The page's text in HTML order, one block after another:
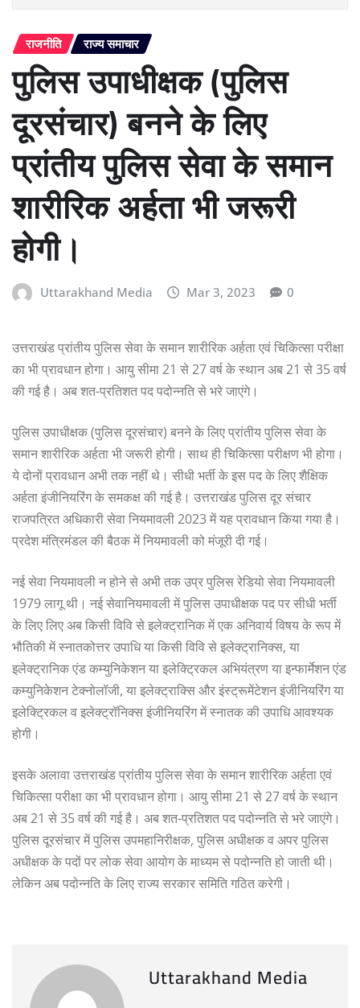
राजनीति राज्य समाचार
पुलिस उपाधीक्षक (पुलिस
दूरसंचार) बनने के लिए
प्रांतीय पुलिस सेवा के समान
शारीरिक अर्हता भी जरूरी
होगी।
Uttarakhand Media Mar 3, 2023 0
उत्तराखंड प्रांतीय पुलिस सेवा के समान शारीरिक अर्हता एवं चिकित्सा परीक्षा
का भी प्रावधान होगा। आयु सीमा 21 से 27 वर्ष के स्थान अब 21 से 35 वर्ष
की गई है। अब शत-प्रतिशत पद पदोन्नति से भरे जाएंगे।
पुलिस उपाधीक्षक (पुलिस दूरसंचार) बनने के लिए प्रांतीय पुलिस सेवा के
समान शारीरिक अर्हता भी जरूरी होगी। साथ ही चिकित्सा परीक्षण भी होगा।
ये दोनों प्रावधान अभी तक नहीं थे। सीधी भर्ती के इस पद के लिए शैक्षिक
अर्हता इंजीनियरिंग के समकक्ष की गई है। उत्तराखंड पुलिस दूर संचार
राजपत्रित अधिकारी सेवा नियमावली 2023 में यह प्रावधान किया गया है।
प्रदेश मंत्रिमंडल की बैठक में नियमावली को मंजूरी दी गई।
नई सेवा नियमावली न होने से अभी तक उप्र पुलिस रेडियो सेवा नियमावली
1979 लागू थी। नई सेवानियमावली में पुलिस उपाधीक्षक पद पर सीधी भर्ती
के लिए लिए अब किसी विवि से इलेक्ट्रानिक में एक अनिवार्य विषय के रूप में
भौतिकी में स्नातकोत्तर उपाधि या किसी विवि से इलेक्ट्रानिक्स, या
इलेक्ट्रानिक एंड कम्युनिकेशन या इलेक्ट्रिकल अभियंत्रण या इन्फार्मेशन एंड
कम्युनिकेशन टेक्नोलॉजी, या इलेक्ट्राक्सि और इंस्ट्रूमेंटेशन इंजीनियरिंग या
इलेक्ट्रिकल व इलेक्ट्रॉनिक्स इंजीनियरिंग में स्नातक की उपाधि आवश्यक
होगी।
इसके अलावा उत्तराखंड प्रांतीय पुलिस सेवा के समान शारीरिक अर्हता एवं
चिकित्सा परीक्षा का भी प्रावधान होगा। आयु सीमा 21 से 27 वर्ष के स्थान
अब 21 से 35 वर्ष की गई है। अब शत-प्रतिशत पद पदोन्नति से भरे जाएंगे।
पुलिस दूरसंचार में पुलिस उपमहानिरीक्षक, पुलिस अधीक्षक व अपर पुलिस
अधीक्षक के पदों पर लोक सेवा आयोग के माध्यम से पदोन्नति हो जाती थी।
लेकिन अब पदोन्नति के लिए राज्य सरकार समिति गठित करेगी।
Uttarakhand Media